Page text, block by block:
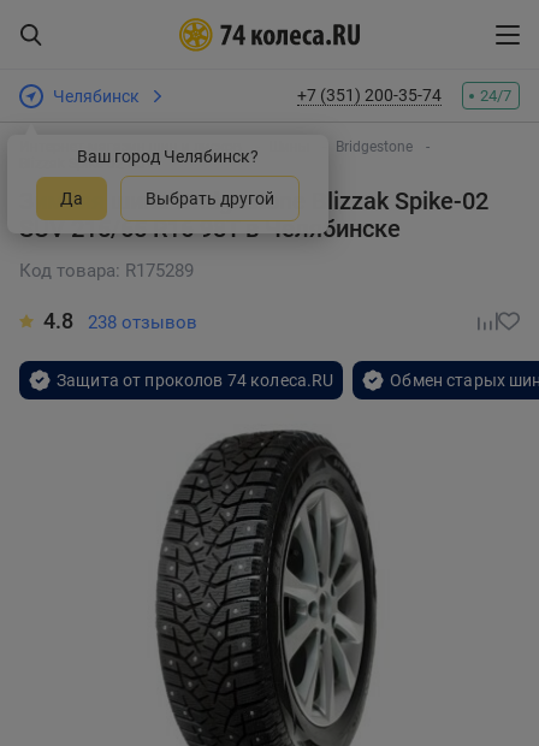
Челябинск
Ваш город Челябинск?
Да Выбрать другой
+7 (351) 200-35-74 24/7
Интернет-магазин шин и дисков
Bridgestone
Blizzak Spike-02 SUV
Зимняя шина Bridgestone Blizzak Spike-02
SUV 215/65 R16 98Tв Челябинске
Код товара: R175289
4.8 238 отзывов
Защита от проколов 74 колеса.RU Обмен старых